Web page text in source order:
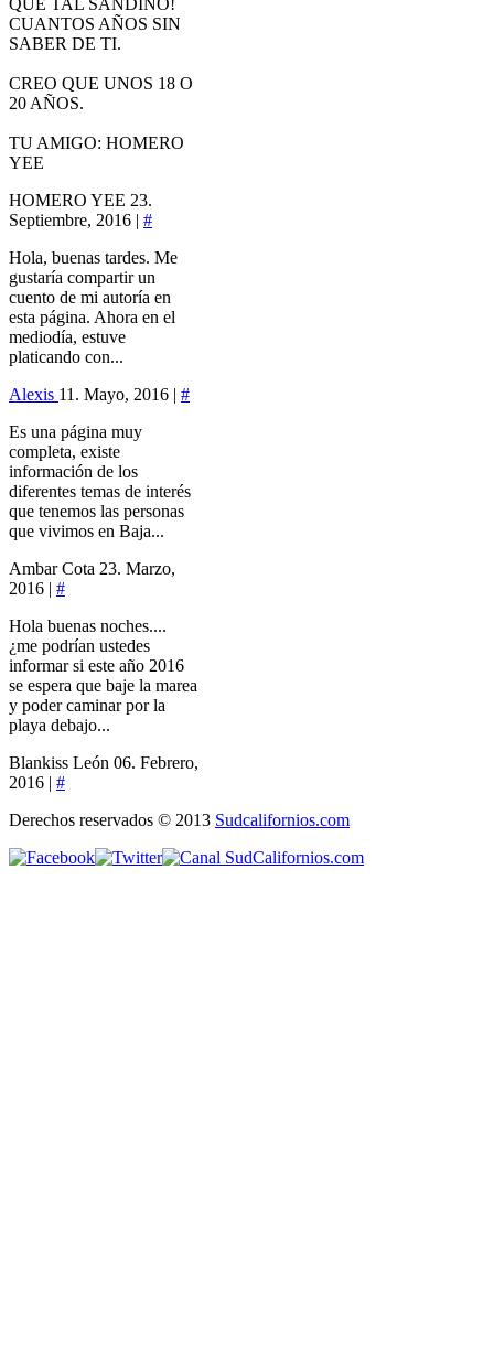
CUANTOS AÑOS SIN
SABER DE TI.
CREO QUE UNOS 18 O
20 AÑOS.
TU AMIGO: HOMERO
YEE
HOMERO YEE 23.
Septiembre, 2016 | #
Hola, buenas tardes. Me
gustaría compartir un
cuento de mi autoría en
esta página. Ahora en el
mediodía, estuve
platicando con...
Alexis 11. Mayo, 2016 | #
Es una página muy
completa, existe
información de los
diferentes temas de interés
que tenemos las personas
que vivimos en Baja...
Ambar Cota 23. Marzo,
2016 | #
Hola buenas noches....
¿me podrían ustedes
informar si este año 2016
se espera que baje la marea
y poder caminar por la
playa debajo...
Blankiss León 06. Febrero,
2016 | #
Derechos reservados © 2013 Sudcalifornios.com